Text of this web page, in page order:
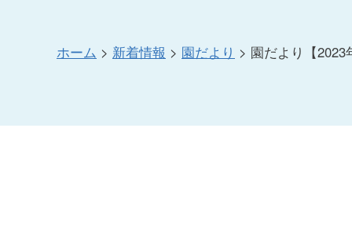
ホーム > 新着情報 > 園だより > 園だより【